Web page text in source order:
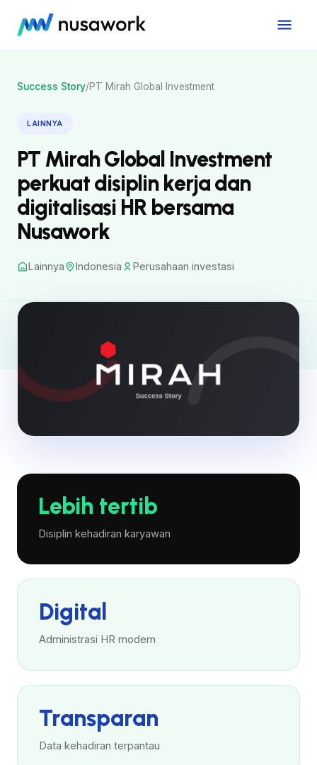
Success Story/PT Mirah Global Investment
LAINNYA
PT Mirah Global Investment
perkuat disiplin kerja dan
digitalisasi HR bersama
Nusawork
Lainnya Indonesia Perusahaan investasi
Lebih tertib
Disiplin kehadiran karyawan
Digital
Administrasi HR modern
Transparan
Data kehadiran terpantau